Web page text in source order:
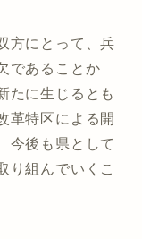
方にとって、兵
であることか
たに生じるとも
革特区による開
今後も県として
り組んでいくこ